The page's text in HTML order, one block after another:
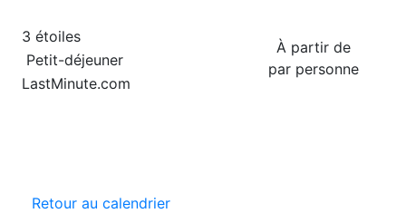
À partir de
par personne
3 étoiles
Petit-déjeuner
LastMinute.com
Retour au calendrier